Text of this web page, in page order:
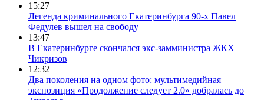
15:27
Легенда криминального Екатеринбурга 90-х Павел
Федулев вышел на свободу
13:47
В Екатеринбурге скончался экс-замминистра ЖКХ
Чикризов
12:32
Два поколения на одном фото: мультимедийная
экспозиция «Продолжение следует 2.0» добралась до